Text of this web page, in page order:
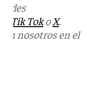
redes
Tik TokoX.
nosotros en el